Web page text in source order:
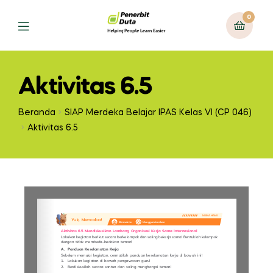
0
Aktivitas 6.5
Beranda
SIAP Merdeka Belajar IPAS Kelas VI (CP 046)
Aktivitas 6.5